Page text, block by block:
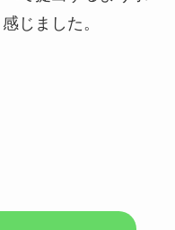
じました。